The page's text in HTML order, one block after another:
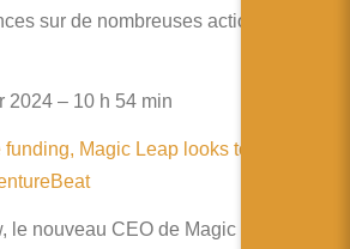
sur de nombreuses actions de
2024 – 10 h 54 min
Magic Leap looks to the
le nouveau CEO de Magic Leap,